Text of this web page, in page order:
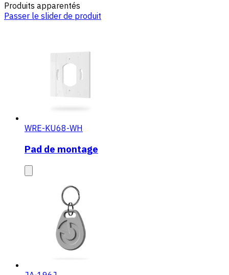
Produits apparentés
Passer le slider de produit
WRE-KU68-WH
Pad de montage